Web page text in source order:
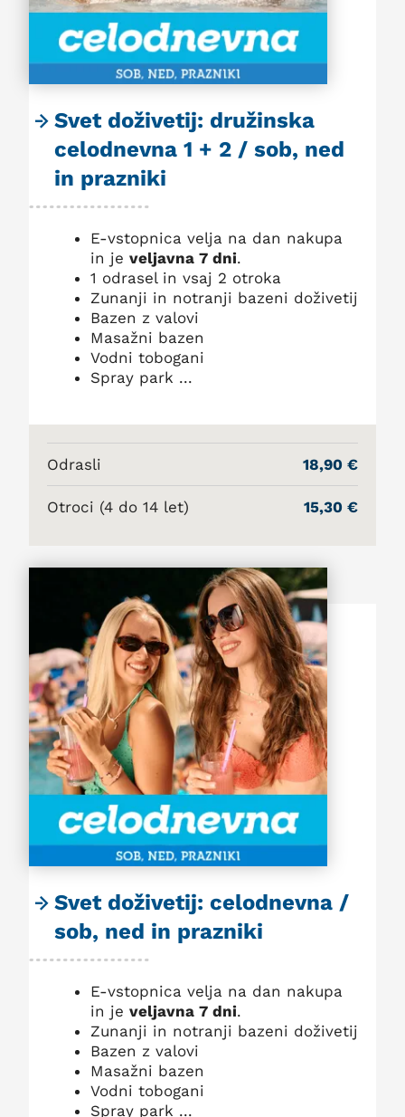
Svet doživetij: družinska
celodnevna 1 + 2 / sob, ned
in prazniki
E-vstopnica velja na dan nakupa
in je veljavna 7 dni.
1 odrasel in vsaj 2 otroka
Zunanji in notranji bazeni doživetij
Bazen z valovi
Masažni bazen
Vodni tobogani
Spray park ...
Odrasli 18,90 €
Otroci (4 do 14 let) 15,30 €
Svet doživetij: celodnevna /
sob, ned in prazniki
E-vstopnica velja na dan nakupa
in je veljavna 7 dni.
Zunanji in notranji bazeni doživetij
Bazen z valovi
Masažni bazen
Vodni tobogani
Spray park ...